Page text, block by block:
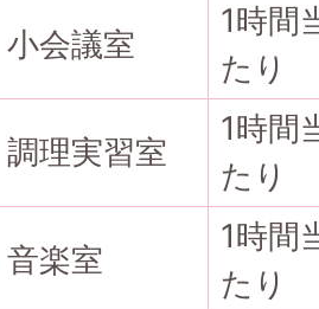
小会議室
1時間
たり
調理実習室
1時間
たり
音楽室
1時間
たり